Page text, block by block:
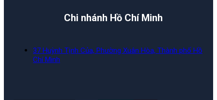
Chi nhánh Hồ Chí Minh
37 Huỳnh Tịnh Của, Phường Xuân Hòa, Thành phố Hồ
Chí Minh